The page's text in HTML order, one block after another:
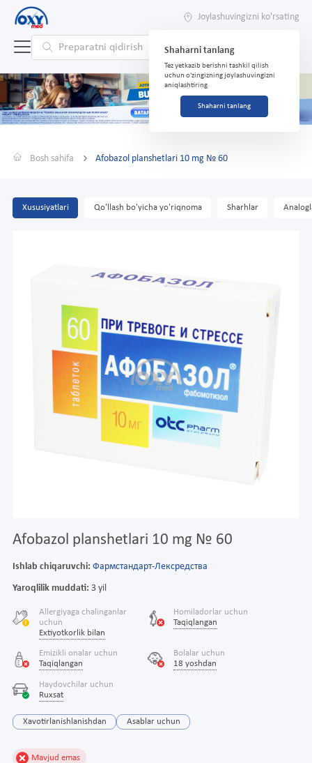
Joylashuvingizni ko'rsating
Shaharni tanlang
Tez yetkazib berishni tashkil qilish
uchun o'zingizning joylashuvingizni
aniqlashtiring
Shaharni tanlang
Bosh sahifa Afobazol planshetlari 10 mg № 60
Xususiyatlari Qo'llash bo'yicha yo'riqnoma Sharhlar
Afobazol planshetlari 10 mg № 60
Ishlab chiqaruvchi: Фармстандарт-Лексредства
Yaroqlilik muddati: 3 yil
Allergiyaga chalinganlar
uchun
Extiyotkorlik bilan
Homiladorlar uchun
Taqiqlangan
Emizikli onalar uchun
Taqiqlangan
Bolalar uchun
18 yoshdan
Haydovchilar uchun
Ruxsat
Xavotirlanishlanishdan Asablar uchun
Mavjud emas